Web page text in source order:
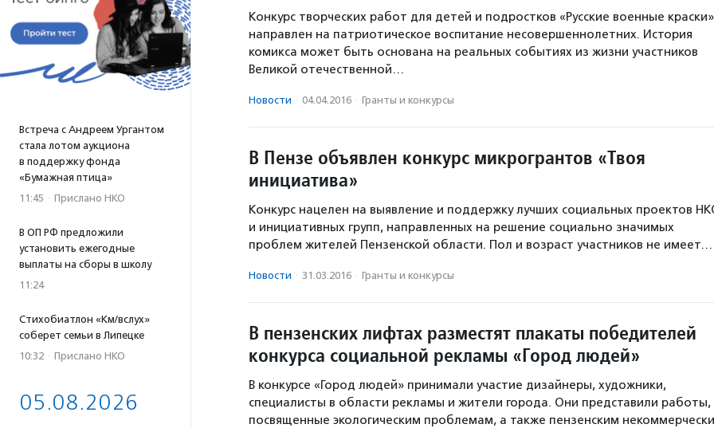
Встреча с Андреем Ургантом
стала лотом аукциона
в поддержку фонда
«Бумажная птица»
11:45 · Прислано НКО
В ОП РФ предложили
установить ежегодные
выплаты на сборы в школу
11:24
Стихобиатлон «Км/вслух»
соберет семьи в Липецке
10:32 · Прислано НКО
05.08.2026
Конкурс творческих работ для детей и подростков «Русские военные краски»
направлен на патриотическое воспитание несовершеннолетних. История
комикса может быть основана на реальных событиях из жизни участников
Великой отечественной…
Новости · 04.04.2016 · Гранты и конкурсы
В Пензе объявлен конкурс микрогрантов «Твоя
инициатива»
Конкурс нацелен на выявление и поддержку лучших социальных проектов
и инициативных групп, направленных на решение социально значимых
проблем жителей Пензенской области. Пол и возраст участников не имеет…
Новости · 31.03.2016 · Гранты и конкурсы
В пензенских лифтах разместят плакаты победителей
конкурса социальной рекламы «Город людей»
В конкурсе «Город людей» принимали участие дизайнеры, художники,
специалисты в области рекламы и жители города. Они представили работы,
посвященные экологическим проблемам, а также пензенским